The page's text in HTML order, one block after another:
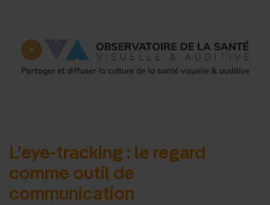
Page
d'accueil
L’eye-tracking : le regard
comme outil de
communication